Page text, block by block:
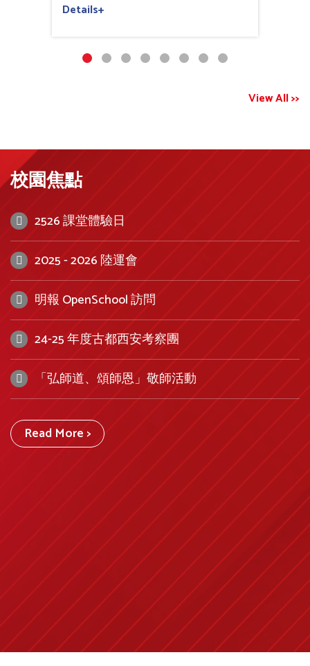
Details+
View All >>
校園焦點
2526 課堂體驗日
2025 - 2026 陸運會
明報 OpenSchool 訪問
24-25 年度古都西安考察團
「弘師道、頌師恩」敬師活動
Read More >